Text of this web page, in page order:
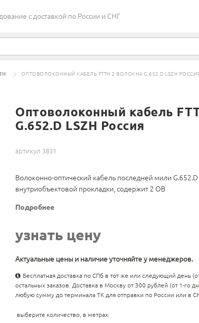
c доставкой по России и СНГ
ОПТОВОЛОКОННЫЙ КАБЕЛЬ FTTH 2 ВОЛОКНА G.652.D LSZH РОССИЯ
Оптоволоконный кабель
G.652.D LSZH Россия
артикул 3831
Волоконно-оптический кабель последней мили G.652.D
внутриобъектовой прокладки, содержит 2 ОВ
Подробнее
узнать цену
Актуальные цены и наличие уточняйте у менеджеров.
Бесплатная доставка по СПб в тот же или следующий день
остальных заказов. Доставка в Москву от 300 рублей (от 1-го
любую сумму до терминала ТК для отправки по России или в
выберите количество, в метрах: